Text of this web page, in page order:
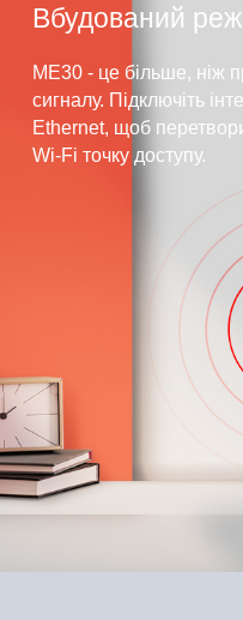
Вбудований
ME30 - це більше, ніж
сигналу. Підключіть
Ethernet, щоб
Wi-Fi точку доступу.